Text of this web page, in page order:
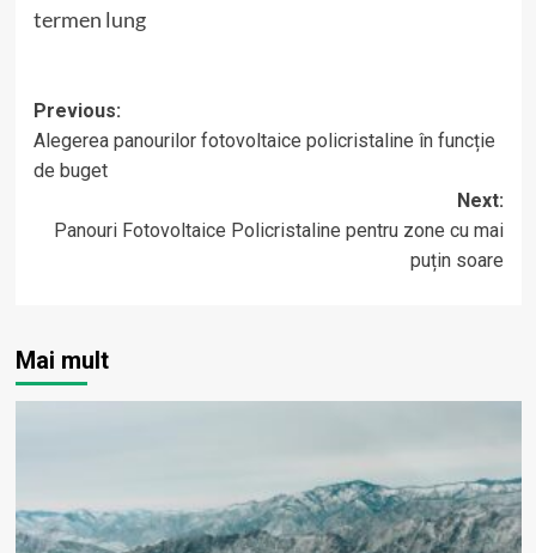
termen lung
Post
navigation
Previous:
Alegerea panourilor fotovoltaice policristaline în funcție
de buget
Next:
Panouri Fotovoltaice Policristaline pentru zone cu mai
puțin soare
Mai mult